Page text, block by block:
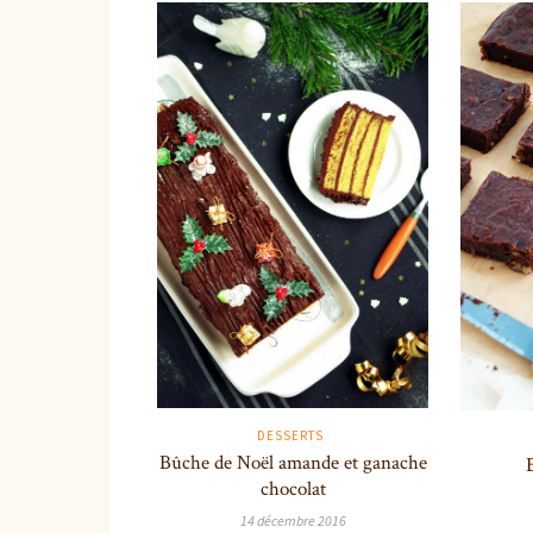
DESSERTS
Bûche de Noël amande et ganache
chocolat
14 décembre 2016